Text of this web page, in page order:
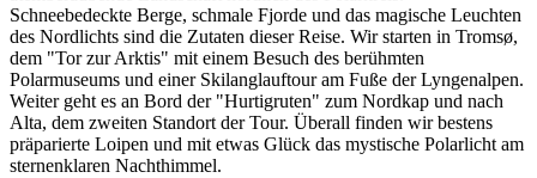
Schneebedeckte Berge, schmale Fjorde und das magische Leuchten
des Nordlichts sind die Zutaten dieser Reise. Wir starten in Tromsø,
dem "Tor zur Arktis" mit einem Besuch des berühmten
Polarmuseums und einer Skilanglauftour am Fuße der Lyngenalpen.
Weiter geht es an Bord der "Hurtigruten" zum Nordkap und nach
Alta, dem zweiten Standort der Tour. Überall finden wir bestens
präparierte Loipen und mit etwas Glück das mystische Polarlicht am
sternenklaren Nachthimmel.